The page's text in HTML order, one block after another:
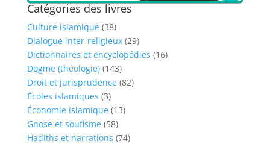
Catégories des livres
Culture islamique (38)
Dialogue inter-religieux (29)
Dictionnaires et encyclopédies (16)
Dogme (théologie) (143)
Droit et jurisprudence (82)
Écoles islamiques (3)
Économie islamique (13)
Gnose et soufisme (58)
Hadiths et narrations (74)